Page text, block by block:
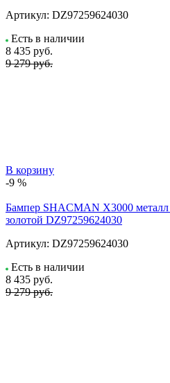
Артикул: DZ97259624030
Есть в наличии
8 435 руб.
9 279 руб.
В корзину
-9 %
Бампер SHACMAN X3000 металл
золотой DZ97259624030
Артикул: DZ97259624030
Есть в наличии
8 435 руб.
9 279 руб.